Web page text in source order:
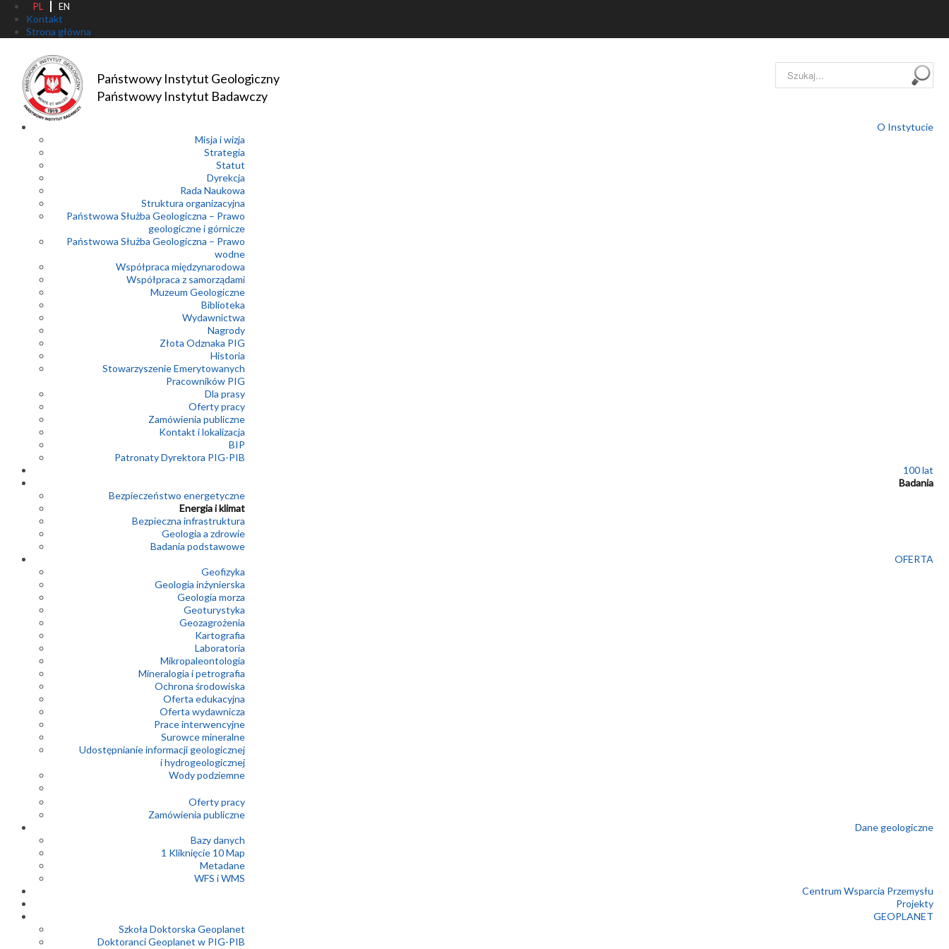
PL EN
Kontakt
Strona główna
Państwowy Instytut Geologiczny
Państwowy Instytut Badawczy
Szukaj...
O Instytucie
Misja i wizja
Strategia
Statut
Dyrekcja
Rada Naukowa
Struktura organizacyjna
Państwowa Służba Geologiczna – Prawo
geologiczne i górnicze
Państwowa Służba Geologiczna – Prawo
wodne
Współpraca międzynarodowa
Współpraca z samorządami
Muzeum Geologiczne
Biblioteka
Wydawnictwa
Nagrody
Złota Odznaka PIG
Historia
Stowarzyszenie Emerytowanych
Pracowników PIG
Dla prasy
Oferty pracy
Zamówienia publiczne
Kontakt i lokalizacja
BIP
Patronaty Dyrektora PIG-PIB
100 lat
Badania
Bezpieczeństwo energetyczne
Energia i klimat
Bezpieczna infrastruktura
Geologia a zdrowie
Badania podstawowe
OFERTA
Geofizyka
Geologia inżynierska
Geologia morza
Geoturystyka
Geozagrożenia
Kartografia
Laboratoria
Mikropaleontologia
Mineralogia i petrografia
Ochrona środowiska
Oferta edukacyjna
Oferta wydawnicza
Prace interwencyjne
Surowce mineralne
Udostępnianie informacji geologicznej
i hydrogeologicznej
Wody podziemne
Oferty pracy
Zamówienia publiczne
Dane geologiczne
Bazy danych
1 Kliknięcie 10 Map
Metadane
WFS i WMS
Centrum Wsparcia Przemysłu
Projekty
GEOPLANET
Szkoła Doktorska Geoplanet
Doktoranci Geoplanet w PIG-PIB